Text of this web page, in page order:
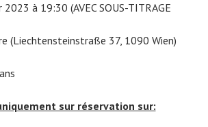
à 19:30 (AVEC SOUS-TITRAGE
(Liechtensteinstraße 37, 1090 Wien)
sur réservation sur: